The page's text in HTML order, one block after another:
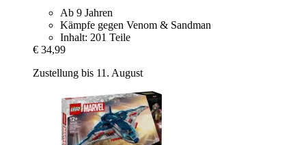
Ab 9 Jahren
Kämpfe gegen Venom & Sandman
Inhalt: 201 Teile
€ 34,99
Zustellung bis 11. August